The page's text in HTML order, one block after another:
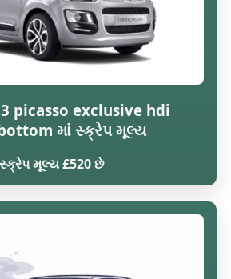
picasso exclusive hdi
માં સ્ક્રેપ મૂલ્ય
સ્ક્રેપ મૂલ્ય £520 છે